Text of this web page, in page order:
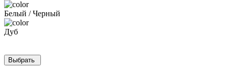
Белый / Черный
Дуб
Выбрать